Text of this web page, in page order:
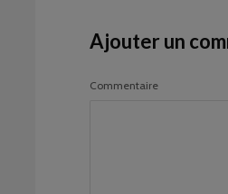
Ajouter un
Commentaire